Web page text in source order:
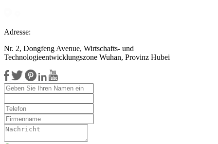
Adresse:
Nr. 2, Dongfeng Avenue, Wirtschafts- und
Technologieentwicklungszone Wuhan, Provinz Hubei